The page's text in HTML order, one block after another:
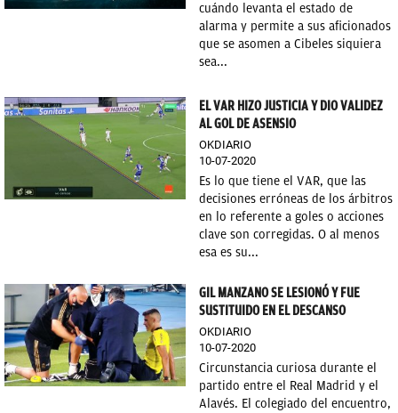
cuándo levanta el estado de
alarma y permite a sus aficionados
que se asomen a Cibeles siquiera
sea...
EL VAR HIZO JUSTICIA Y DIO VALIDEZ
AL GOL DE ASENSIO
OKDIARIO
10-07-2020
Es lo que tiene el VAR, que las
decisiones erróneas de los árbitros
en lo referente a goles o acciones
clave son corregidas. O al menos
esa es su...
GIL MANZANO SE LESIONÓ Y FUE
SUSTITUIDO EN EL DESCANSO
OKDIARIO
10-07-2020
Circunstancia curiosa durante el
partido entre el Real Madrid y el
Alavés. El colegiado del encuentro,